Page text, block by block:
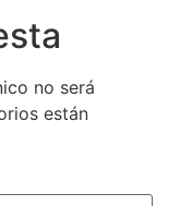
no será
están